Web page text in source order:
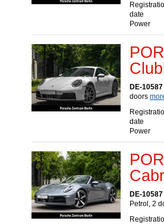
date
Power
DE-
doors
date
Power
DE-
Petrol, 2